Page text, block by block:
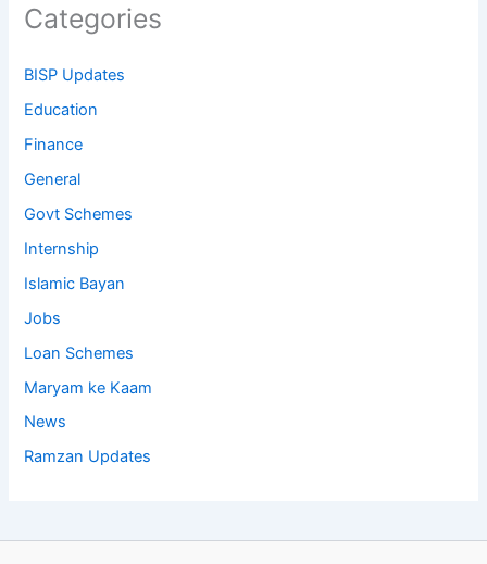
Categories
BISP Updates
Education
Finance
General
Govt Schemes
Internship
Islamic Bayan
Jobs
Loan Schemes
Maryam ke Kaam
News
Ramzan Updates